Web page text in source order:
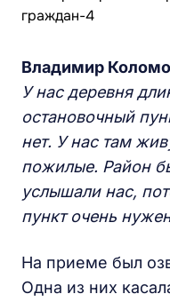
Владимир
У нас деревня
остановочный
нет. У нас там
пожилые. Район
услышали нас,
пункт очень
На приеме был
Одна из них